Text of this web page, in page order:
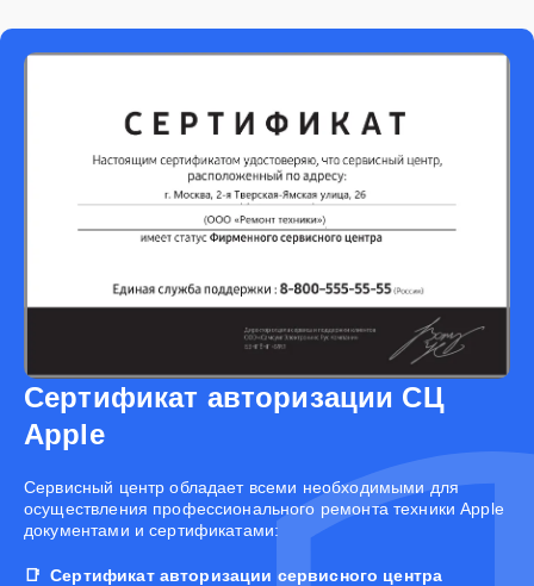
Сертификат авторизации СЦ
Apple
Cервисный центр обладает всеми необходимыми для
осуществления профессионального ремонта техники Apple
документами и сертификатами:
Сертификат авторизации сервисного центра